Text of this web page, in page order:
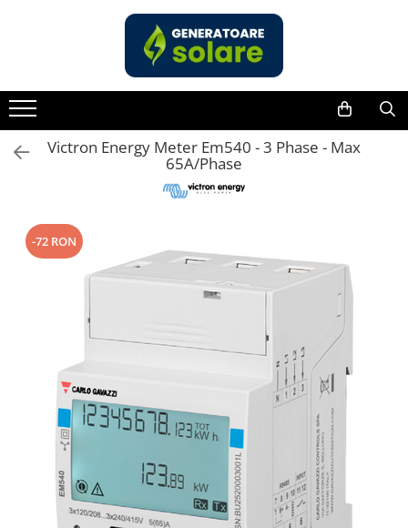
Acasa
Statii de Alimentare Portabile
Cauta dupa capacitate
Intre 2000-3000W
Peste 3000W
Cauta dupa marca
Vezi toate statiile
Accesorii Statii de Alimentare
Kituri Generatoare Solare
Cauta dupa capacitate
Pana in 1000W
Victron Energy Meter Em540 - 3 Phase - Max
65A/Phase
-72 RON